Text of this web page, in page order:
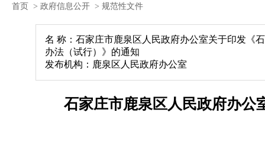
国务要闻 鹿泉要闻
本区文件
首页 > 政府信息公开 > 规范性文件
名 称：石家庄市鹿泉区人民政府办公室关于印发《
办法（试行）》的通知
发布机构：鹿泉区人民政府办公室
石家庄市鹿泉区人民政府办公